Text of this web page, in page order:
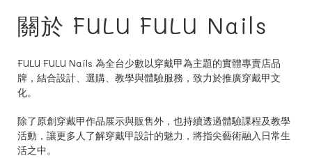
關於 FULU FULU Nails
FULU FULU Nails 為全台少數以穿戴甲為主題的實體專賣店品
牌，結合設計、選購、教學與體驗服務，致力於推廣穿戴甲文
化。
除了原創穿戴甲作品展示與販售外，也持續透過體驗課程及教學
活動，讓更多人了解穿戴甲設計的魅力，將指尖藝術融入日常生
活之中。